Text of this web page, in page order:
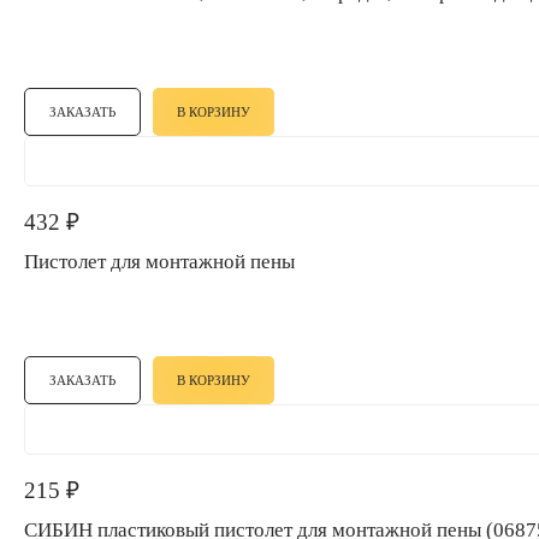
ЗАКАЗАТЬ В КОРЗИНУ
432 ₽
Пистолет для монтажной пены
ЗАКАЗАТЬ В КОРЗИНУ
215 ₽
СИБИН пластиковый пистолет для монтажной пены